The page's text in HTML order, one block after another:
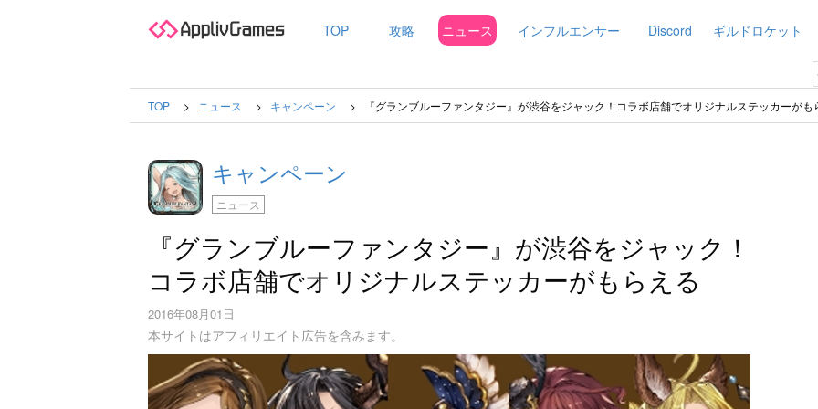
TOP 攻略 ニュース インフルエンサー Discord ギルドロケット
TOP ニュース キャンペーン 『グランブルーファンタジー』が渋谷をジャック！コラボ店舗でオリジナルステッカーがも
キャンペーン
ニュース
『グランブルーファンタジー』が渋谷をジャック！
コラボ店舗でオリジナルステッカーがもらえる
2016年08月01日
本サイトはアフィリエイト広告を含みます。